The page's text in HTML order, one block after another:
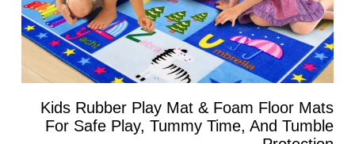
Kids Rubber Play Mat & Foam Floor Mats
For Safe Play, Tummy Time, And Tumble